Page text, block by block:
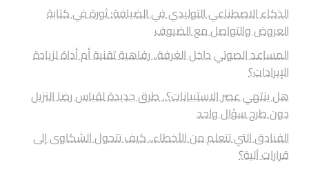
الذكاء الاصطناعي التوليدي في الضيافة: ثورة في كتابة
العروض والتواصل مع الضيوف
المساعد الصوتي داخل الغرفة.. رفاهية تقنية أم أداة لزيادة
الإيرادات؟
هل ينتهي عصر الاستبيانات؟.. طرق جديدة لقياس رضا النزيل
دون طرح سؤال واحد
الفنادق التي تتعلم من الأخطاء.. كيف تتحول الشكاوى إلى
قرارات آلية؟